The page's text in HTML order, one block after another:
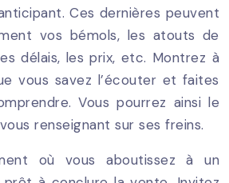
Ces dernières peuvent
vos bémols, les atouts de
délais, les prix, etc. Montrez à
vous savez l’écouter et faites
Vous pourrez ainsi le
renseignant sur ses freins.
où vous aboutissez à un